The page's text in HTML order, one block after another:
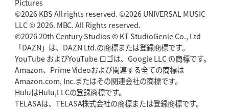
2026年4月30日(木)更新
BR東京、「ユニバーサルデー」の意義「特別からノーマルへ」が最終
ゴール
2026年4月23日(木)更新
元代表ラピース、今季限りで引退「クボタは10年いた自分のホーム」
2026年4月16日(木)更新
BL東京「強化拠点」を「共有財産」に新クラブハウスは「皆に開かれ
Pictures
©2026 KBS All rights reserved. ©2026 UNIVERSAL MUSIC
LLC © 2026. MBC. All Rights reserved.
©2026 20th Century Studios © KT StudioGenie Co., Ltd
「DAZN」は、DAZN Ltd.の商標または登録商標です。
YouTube およびYouTube ロゴは、Google LLC の商標です。
Amazon、Prime Videoおよび関連する全ての商標は
Amazon.com, Inc.またはその関連会社の商標です。
HuluはHulu,LLCの登録商標です。
TELASAは、TELASA株式会社の商標または登録商標です。